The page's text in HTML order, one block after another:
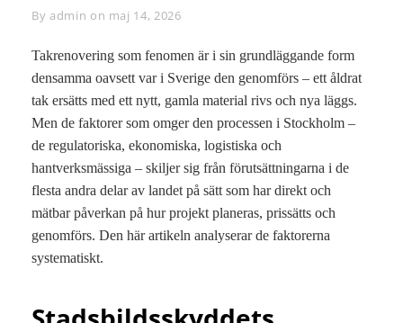
By Byline
admin on maj 14, 2026
Takrenovering som fenomen är i sin grundläggande form
densamma oavsett var i Sverige den genomförs – ett åldrat
tak ersätts med ett nytt, gamla material rivs och nya läggs.
Men de faktorer som omger den processen i Stockholm –
de regulatoriska, ekonomiska, logistiska och
hantverksmässiga – skiljer sig från förutsättningarna i de
flesta andra delar av landet på sätt som har direkt och
mätbar påverkan på hur projekt planeras, prissätts och
genomförs. Den här artikeln analyserar de faktorerna
systematiskt.